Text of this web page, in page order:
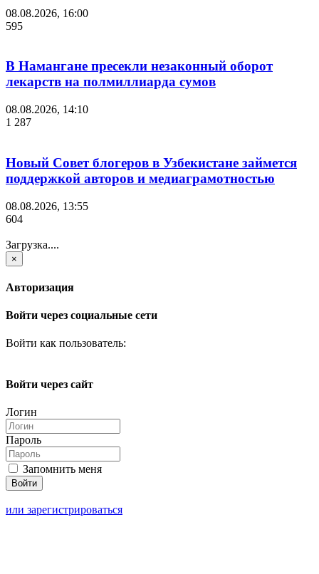
08.08.2026, 16:00
595
В Намангане пресекли незаконный оборот
лекарств на полмиллиарда сумов
08.08.2026, 14:10
1 287
Новый Совет блогеров в Узбекистане займется
поддержкой авторов и медиаграмотностью
08.08.2026, 13:55
604
Загрузка....
×
Авторизация
Войти через социальные сети
Войти как пользователь:
Войти через сайт
Логин
Пароль
Запомнить меня
или зарегистрироваться